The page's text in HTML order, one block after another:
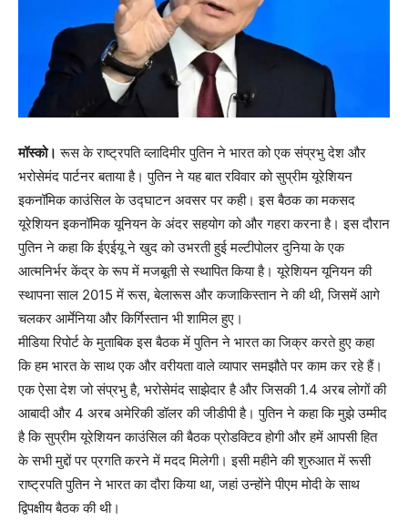
मॉस्को। रूस के राष्ट्रपति व्लादिमीर पुतिन ने भारत को एक संप्रभु देश और
भरोसेमंद पार्टनर बताया है। पुतिन ने यह बात रविवार को सुप्रीम यूरेशियन
इकनॉमिक काउंसिल के उद्घाटन अवसर पर कही। इस बैठक का मकसद
यूरेशियन इकनॉमिक यूनियन के अंदर सहयोग को और गहरा करना है। इस दौरान
पुतिन ने कहा कि ईएईयू ने खुद को उभरती हुई मल्टीपोलर दुनिया के एक
आत्मनिर्भर केंद्र के रूप में मजबूती से स्थापित किया है। यूरेशियन यूनियन की
स्थापना साल 2015 में रूस, बेलारूस और कजाकिस्तान ने की थी, जिसमें आगे
चलकर आर्मेनिया और किर्गिस्तान भी शामिल हुए।
मीडिया रिपोर्ट के मुताबिक इस बैठक में पुतिन ने भारत का जिक्र करते हुए कहा
कि हम भारत के साथ एक और वरीयता वाले व्यापार समझौते पर काम कर रहे हैं।
एक ऐसा देश जो संप्रभु है, भरोसेमंद साझेदार है और जिसकी 1.4 अरब लोगों की
आबादी और 4 अरब अमेरिकी डॉलर की जीडीपी है। पुतिन ने कहा कि मुझे उम्मीद
है कि सुप्रीम यूरेशियन काउंसिल की बैठक प्रोडक्टिव होगी और हमें आपसी हित
के सभी मुद्दों पर प्रगति करने में मदद मिलेगी। इसी महीने की शुरुआत में रूसी
राष्ट्रपति पुतिन ने भारत का दौरा किया था, जहां उन्होंने पीएम मोदी के साथ
द्विपक्षीय बैठक की थी।